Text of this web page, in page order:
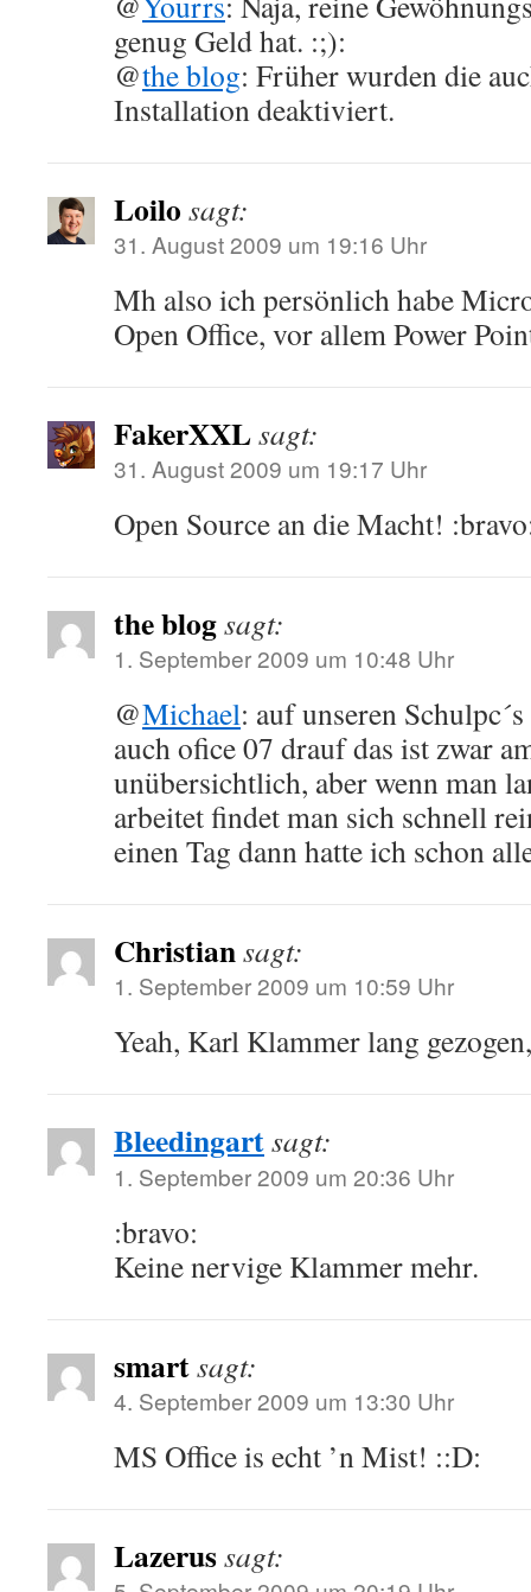
genug Geld hat. :;):
@the blog: Früher wurden die
Installation deaktiviert.
Loilo sagt:
31. August 2009 um 19:16 Uhr
Mh also ich persönlich habe
Open Office, vor allem Power
FakerXXLsagt:
31. August 2009 um 19:17 Uhr
Open Source an die Macht!
the blogsagt:
1. September 2009 um 10:48 Uhr
@Michael: auf unseren
auch ofice 07 drauf das ist zwar
unübersichtlich, aber wenn man
arbeitet findet man sich schnell
einen Tag dann hatte ich schon
Christiansagt:
1. September 2009 um 10:59 Uhr
Yeah, Karl Klammer lang
Bleedingartsagt:
1. September 2009 um 20:36 Uhr
:bravo:
Keine nervige Klammer mehr.
smartsagt:
4. September 2009 um 13:30 Uhr
MS Office is echt ’n Mist! ::D:
Lazerussagt: